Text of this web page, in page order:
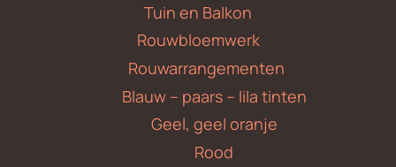
Tuin en Balkon
Rouwbloemwerk
Rouwarrangementen
Blauw – paars – lila tinten
Geel, geel oranje
Rood